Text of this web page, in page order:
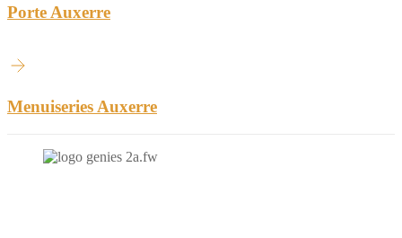
Porte Auxerre
Menuiseries Auxerre